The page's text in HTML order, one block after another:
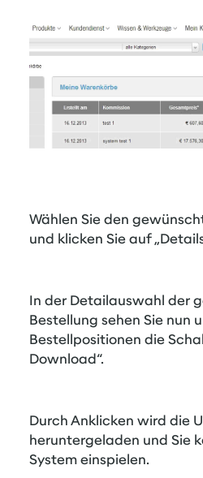
Wählen Sie den
und klicken Sie auf
In der Detailauswahl der
Bestellung sehen Sie nun
Bestellpositionen die
Download“.
Durch Anklicken wird die
heruntergeladen und Sie
System einspielen.